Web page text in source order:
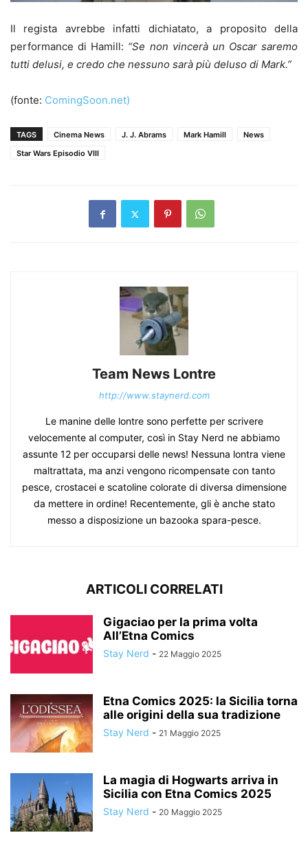
Il regista avrebbe infatti dichiatato, a proposito della
performance di Hamill: “Se non vincerà un Oscar saremo
tutti delusi, e credo che nessuno sarà più deluso di Mark.”
(fonte: ComingSoon.net)
TAGS Cinema News J. J. Abrams Mark Hamill
News
Star Wars Episodio VIII
Team News Lontre
http://www.staynerd.com
Le manine delle lontre sono perfette per scrivere
velocemente al computer, così in Stay Nerd ne abbiamo
assunte 12 per occuparsi delle news! Nessuna lontra viene
maltrattata, ma anzi vengono ricompensate con tanto
pesce, crostacei e scatoline colorate di diversa dimensione
da mettere in ordine! Recentemente, gli è anche stato
messo a disposizione un bazooka spara-pesce.
ARTICOLI CORRELATI
Gigaciao per la prima volta
All’Etna Comics
Stay Nerd - 22 Maggio 2025
Etna Comics 2025: la Sicilia torna
alle origini della sua tradizione
Stay Nerd - 21 Maggio 2025
La magia di Hogwarts arriva in
Sicilia con Etna Comics 2025
Stay Nerd - 20 Maggio 2025